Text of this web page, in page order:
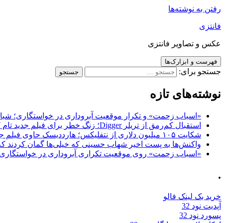
رفتن به نوشته‌ها
فانتزی
عکس و تصاویر فانتزی
فهرست و ابزارک‌ها
جستجو برای:
نوشته‌های تازه
«اسباب زحمت» و تکرار موقعیت آبروداری در خواستگاری؛ شباهت به «پایتخت7» و
استقبال کم‌رمق از تریلر Digger؛ زنگ خطر برای فیلم جدید تام کروز و برادران وارنر
شکایت ۱۰۵ میلیون دلاری از نتفلیکس؛ هارددیسک حاوی فیلم جدید نیکلاس کیج به سرقت رفت
واکنش‌ها به پست اخیر شهاب حسینی که خیلی‌ها گمان کردند
«اسباب زحمت» روی موقعیت تکراری آبروداری در خواستگاری دست
.
خرید بک لینک فالو
آپدیت نود 32
پسورد نود 32